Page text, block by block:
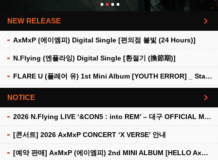
NEW RELEASE
AxMxP (에이엠피) Digital Single [편의점 불빛 (24 Hours)]
N.Flying (엔플라잉) Digital Single [환절기 (換節期)]
FLARE U (플레어 유) 1st Mini Album [YOUTH ERROR] _ Stationery Kit Ver.
더보기
NOTICE
2026 N.Flying LIVE ‘&CON5 : into REM’ – 대구 OFFICIAL MD 현장 판매 안내
[콘서트] 2026 AxMxP CONCERT ‘X VERSE’ 안내
[예약 판매] AxMxP (에이엠피) 2nd MINI ALBUM [HELLO AxMxP] 예약 판매 안내
더보기